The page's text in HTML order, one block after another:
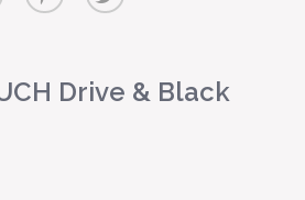
Drive & Black